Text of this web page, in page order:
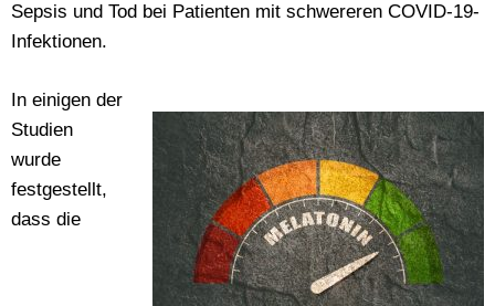
Sepsis und Tod bei Patienten mit schwereren COVID-19-
Infektionen.
In einigen der
Studien
wurde
festgestellt,
dass die